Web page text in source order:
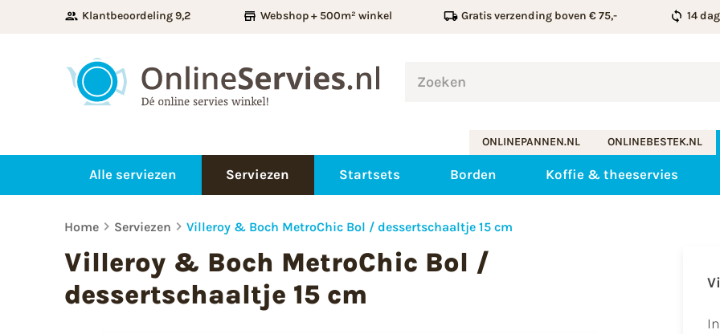
Klantbeoordeling 9,2 Webshop + 500m² winkel Gratis verzending boven € 75,- 14
ONLINEPANNEN.NL ONLINEBESTEK.NL
Alle serviezen Serviezen Startsets Borden Koffie & theeservies
Home Serviezen Villeroy & Boch MetroChic Bol / dessertschaaltje 15 cm
Villeroy & Boch MetroChic Bol /
dessertschaaltje 15 cm